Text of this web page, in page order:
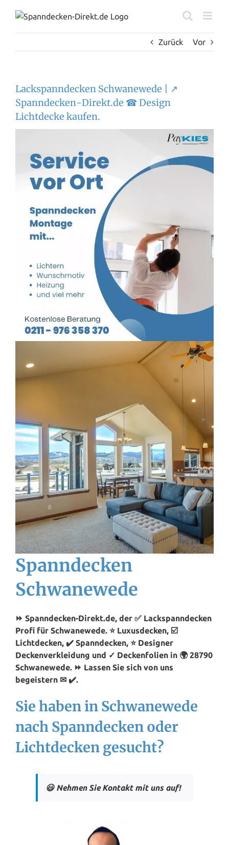
Inhalt
Zurück
Vor
Lackspanndecken Schwanewede | ↗️
Spanndecken-Direkt.de ☎ Design
Lichtdecke kaufen.
Spanndecken
Schwanewede
⏩ Spanndecken-Direkt.de, der ✅ Lackspanndecken
Profi für Schwanewede. ⭐ Luxusdecken, ☑️
Lichtdecken, ✔️ Spanndecken, ⭐ Designer
Deckenverkleidung und ✓ Deckenfolien in 🌍 28790
Schwanewede. ⏩ Lassen Sie sich von uns
begeistern ✉ ✔️.
Sie haben in Schwanewede
nach Spanndecken oder
Lichtdecken gesucht?
😃 Nehmen Sie Kontakt mit uns auf!